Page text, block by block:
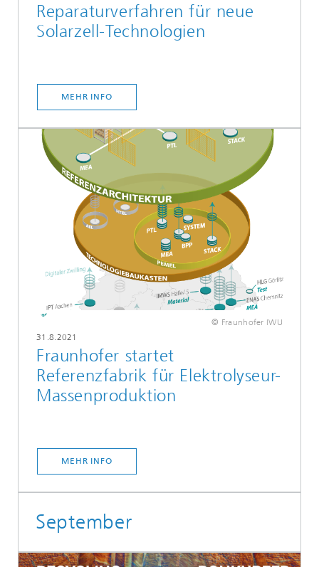
Reparaturverfahren für neue
Solarzell-Technologien
MEHR INFO
© Fraunhofer IWU
31.8.2021
Fraunhofer startet
Referenzfabrik für Elektrolyseur-
Massenproduktion
MEHR INFO
September